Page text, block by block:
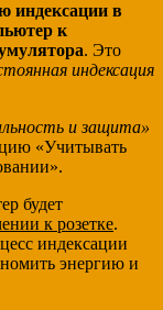
индексации в
к
. Это
индексация
и защита»
«Учитывать
будет
к розетке.
индексации
энергию и